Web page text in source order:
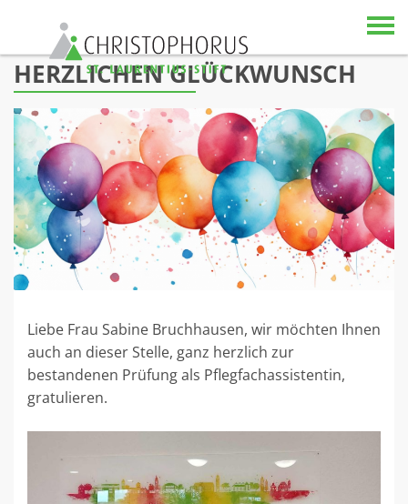
Skip to content
HERZLICHEN GLÜCKWUNSCH
Liebe Frau Sabine Bruchhausen, wir möchten Ihnen
auch an dieser Stelle, ganz herzlich zur
bestandenen Prüfung als Pflegfachassistentin,
gratulieren.